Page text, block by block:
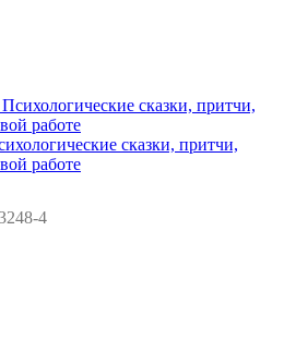
сказки, притчи,
работе
4